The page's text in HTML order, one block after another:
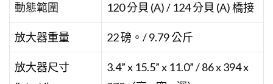
動態範圍 120 分貝 (A) / 124 分貝 (A) 橋接
放大器重量 22 磅。/ 9.79 公斤
放大器尺寸
3.4” x 15.5” x 11.0” / 86 x 394 x